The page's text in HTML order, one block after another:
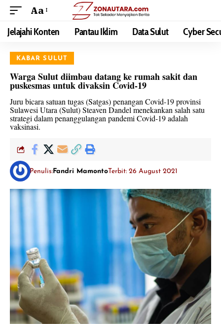
Aa
Jelajahi Konten Pantau Iklim Data Sulut Cyber
KABAR SULUT
Warga Sulut diimbau datang ke rumah sakit dan
puskesmas untuk divaksin Covid-19
Juru bicara satuan tugas (Satgas) penangan Covid-19 provinsi
Sulawesi Utara (Sulut) Steaven Dandel menekankan salah satu
strategi dalam penanggulangan pandemi Covid-19 adalah
vaksinasi.
Penulis: Fandri MamontoTerbit: 26 August 2021